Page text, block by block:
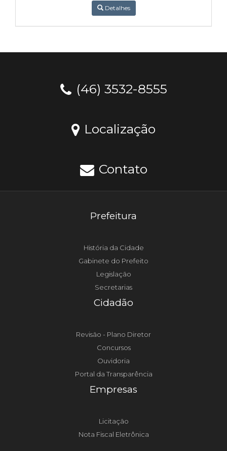
Detalhes
(46) 3532-8555
Localização
Contato
Prefeitura
História da Cidade
Gabinete do Prefeito
Legislação
Secretarias
Cidadão
Revisão - Plano Diretor
Concursos
Ouvidoria
Portal da Transparência
Empresas
Licitação
Nota Fiscal Eletrônica